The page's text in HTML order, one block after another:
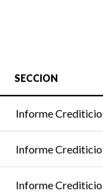
SECCION
Informe Crediticio
Informe Crediticio
Informe Crediticio